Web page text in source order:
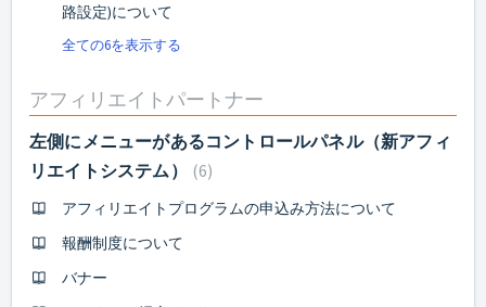
路設定)について
全ての6を表示する
アフィリエイトパートナー
左側にメニューがあるコントロールパネル（新アフィ
リエイトシステム）
6
アフィリエイトプログラムの申込み方法について
報酬制度について
バナー